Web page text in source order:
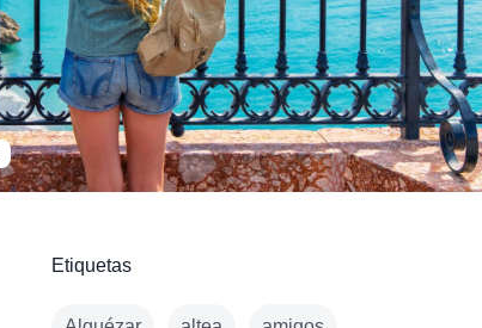
Etiquetas